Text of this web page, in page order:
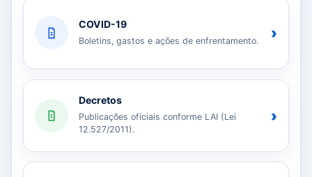
COVID-19
Boletins, gastos e ações de enfrentamento. ›
Decretos
Publicações oficiais conforme LAI (Lei
12.527/2011).
›